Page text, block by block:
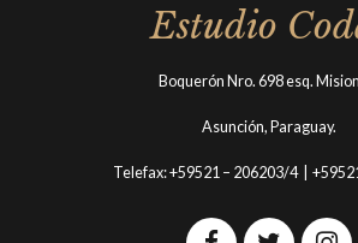
Estudio
Boquerón Nro. 698 esq.
Asunción, Paraguay.
Telefax: +59521 – 206203/4 |